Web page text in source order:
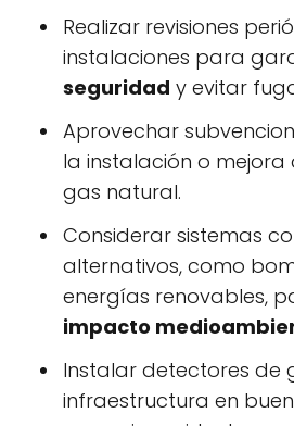
Realizar revisiones
instalaciones para
seguridad y evitar
Aprovechar
la instalación o mejora
gas natural.
Considerar sistemas
alternativos, como
energías renovables,
impacto
Instalar detectores de
infraestructura en